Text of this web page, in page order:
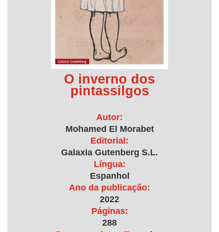
O inverno dos
pintassilgos
Autor:
Mohamed El Morabet
Editorial:
Galaxia Gutenberg S.L.
Língua:
Espanhol
Ano da publicação:
2022
Páginas:
288